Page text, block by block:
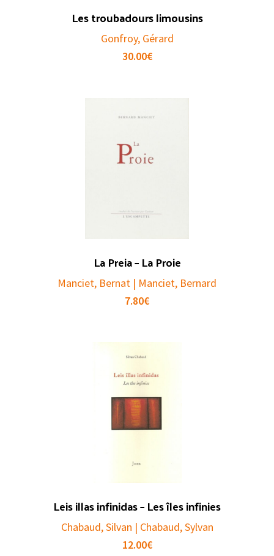
Les troubadours limousins
Gonfroy, Gérard
30.00€
La Preia – La Proie
Manciet, Bernat | Manciet, Bernard
7.80€
Leis illas infinidas – Les îles infinies
Chabaud, Silvan | Chabaud, Sylvan
12.00€